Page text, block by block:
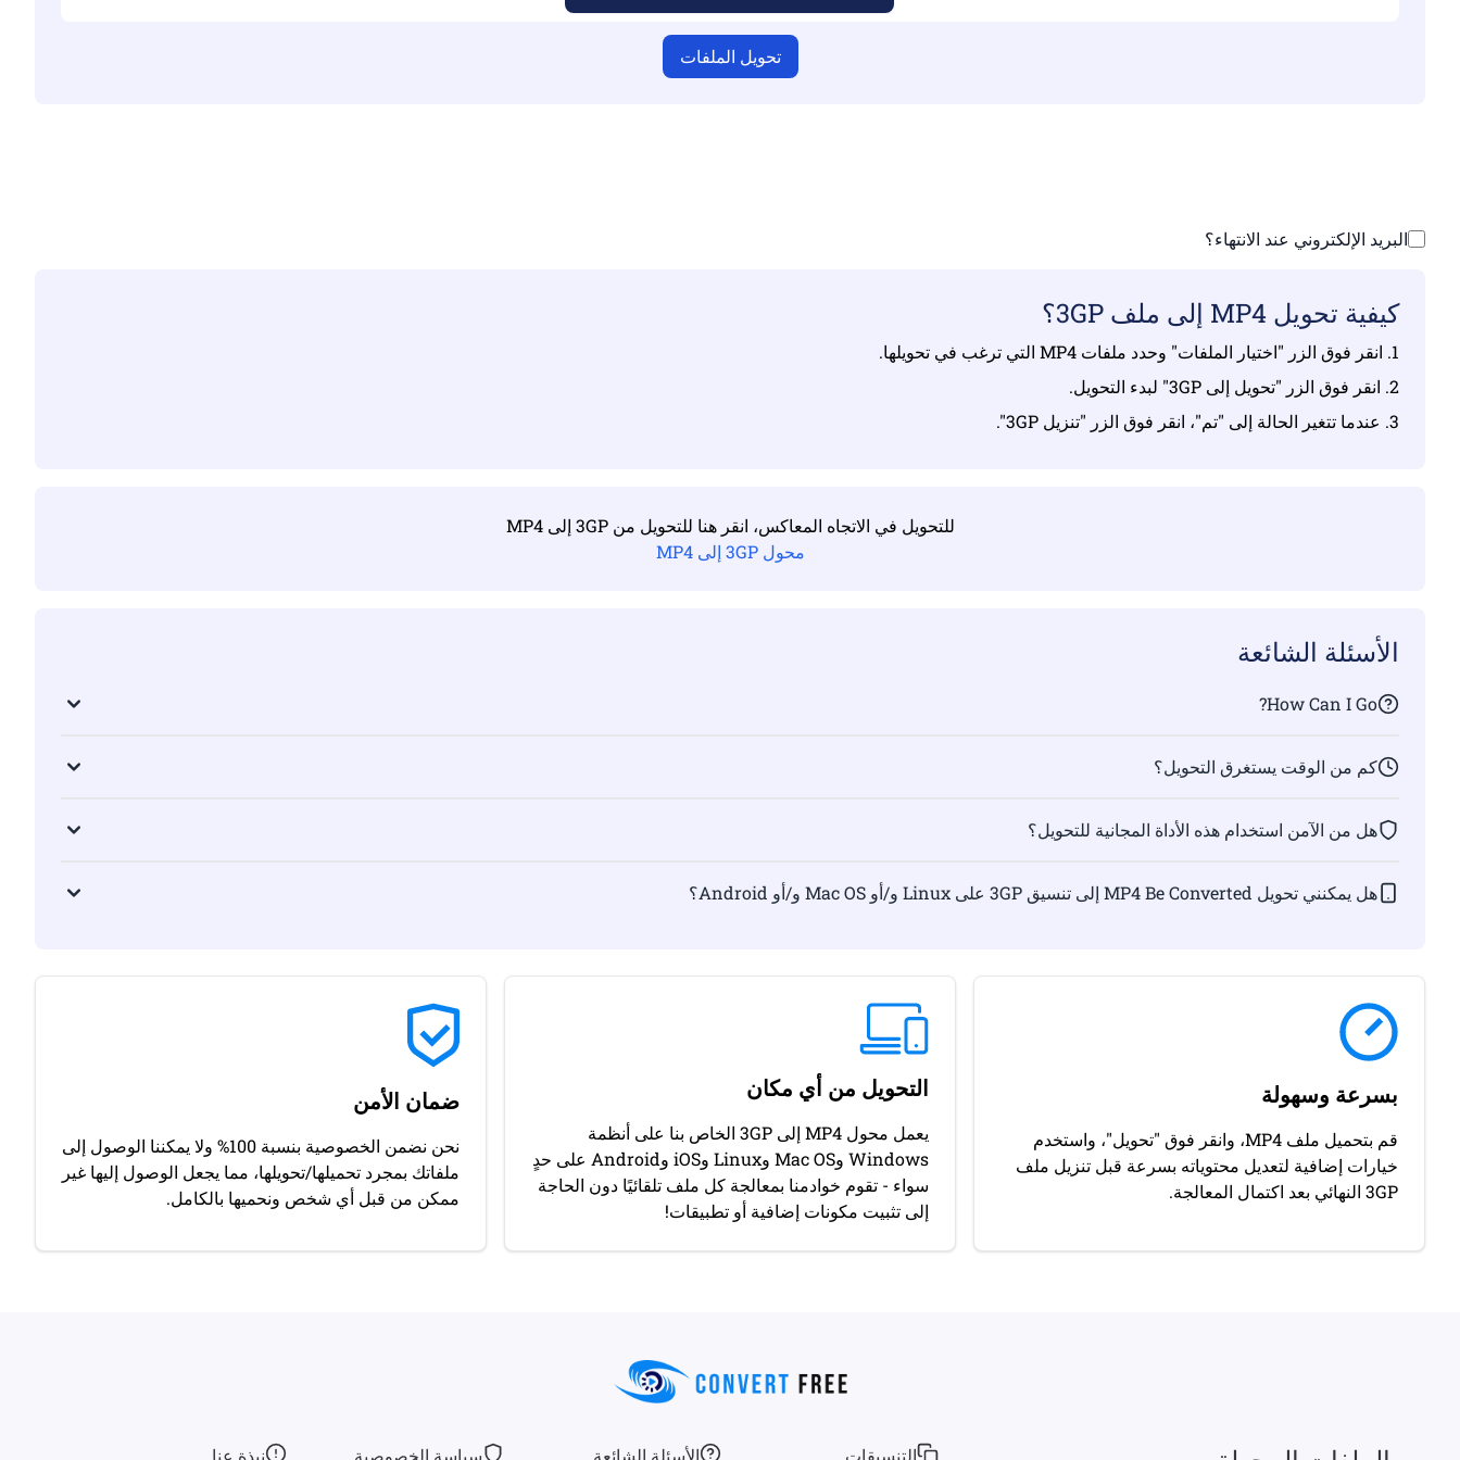
تحويل الملفات
البريد الإلكتروني عند الانتهاء؟
كيفية تحويل MP4 إلى ملف 3GP؟
1. انقر فوق الزر "اختيار الملفات" وحدد ملفات MP4 التي ترغب في تحويلها.
2. انقر فوق الزر "تحويل إلى 3GP" لبدء التحويل.
3. عندما تتغير الحالة إلى "تم"، انقر فوق الزر "تنزيل 3GP".
للتحويل في الاتجاه المعاكس، انقر هنا للتحويل من 3GP إلى MP4
محول 3GP إلى MP4
الأسئلة الشائعة
How Can I Go?
كم من الوقت يستغرق التحويل؟
هل من الآمن استخدام هذه الأداة المجانية للتحويل؟
هل يمكنني تحويل MP4 Be Converted إلى تنسيق 3GP على Linux و/أو Mac OS و/أو Android؟
بسرعة وسهولة
قم بتحميل ملف MP4، وانقر فوق "تحويل"، واستخدم
خيارات إضافية لتعديل محتوياته بسرعة قبل تنزيل ملف
3GP النهائي بعد اكتمال المعالجة.
التحويل من أي مكان
يعمل محول MP4 إلى 3GP الخاص بنا على أنظمة
Windows وMac OS وLinux وiOS وAndroid على حدٍ
سواء - تقوم خوادمنا بمعالجة كل ملف تلقائيًا دون الحاجة
إلى تثبيت مكونات إضافية أو تطبيقات!
ضمان الأمن
نحن نضمن الخصوصية بنسبة 100% ولا يمكننا الوصول إلى
ملفاتك بمجرد تحميلها/تحويلها، مما يجعل الوصول إليها غير
ممكن من قبل أي شخص ونحميها بالكامل.
التنسيقات الأسئلة الشائعة سياسة الخصوصية نبذة عنا